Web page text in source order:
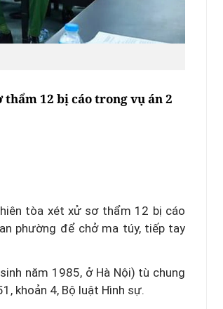
12 bị cáo trong vụ án 2
tòa xét xử sơ thẩm 12 bị cáo
phường để chở ma túy, tiếp tay
năm 1985, ở Hà Nội) tù chung
khoản 4, Bộ luật Hình sự.